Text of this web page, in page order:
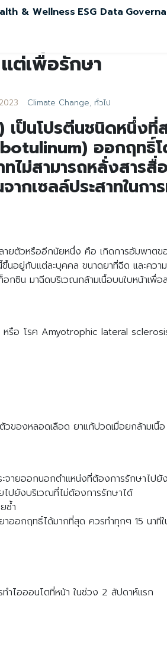
& Wellness ESG Data
ต่เพื่อรักษา
Climate Change, ทั่วไป
ป็นโปรตีนชนิดหนึ่งที่
ออกฤทธิ์
ไม่สามารถหลั่งสารสื่
เซลล์ประสาทในกา
ลายตัวหรืออีกนัยหนึ่ง คือ เกิดการอัมพาต
อยู่กับแต่ละบุคคล ขนาดยาที่ฉีด และคว
ซิน มาฉีดบริเวณกล้ามเนื้อบนใบหน้าเพื่
รือ โรค Amyotrophic lateral
องหลอดเลือด ยาแก้ปวดเมื่อยกล้ามเนื้อ
ะจายออกนอกตำแหน่งที่ต้องการรักษาไป
ไปยังบริเวณที่ไม่ต้องการรักษาได้
ช้ำ
อกฤทธิ์ได้มากที่สุด ควรทำทุกๆ 15 นาที
ำไอออนโตที่หน้า ในช่วง 2 สัปดาห์แรก